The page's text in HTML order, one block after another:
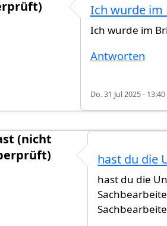
die nachgefragte
Ich wurde
Ich wurde im
Antworten
Do. 31 Jul 2025 - 13:40
(nicht
Ich wurde im Brief
hast du die
hast du die